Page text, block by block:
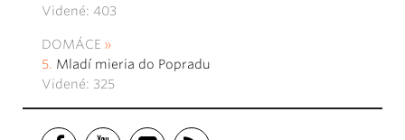
Videné: 403
DOMÁCE
Mladí mieria do Popradu
Videné: 325